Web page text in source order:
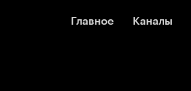
Главное Каналы
Главное Каналы